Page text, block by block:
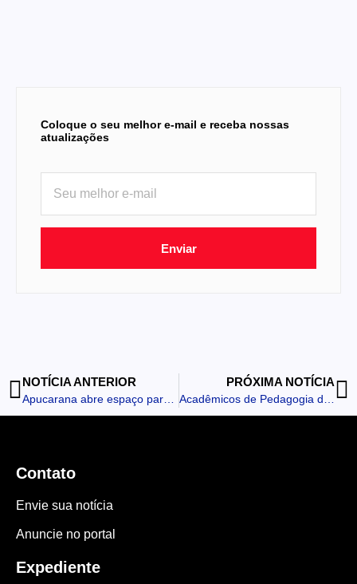
Coloque o seu melhor e-mail e receba nossas
atualizações
Enviar
NOTÍCIA ANTERIOR PRÓXIMA NOTÍCIA
Contato
Envie sua notícia
Anuncie no portal
Expediente